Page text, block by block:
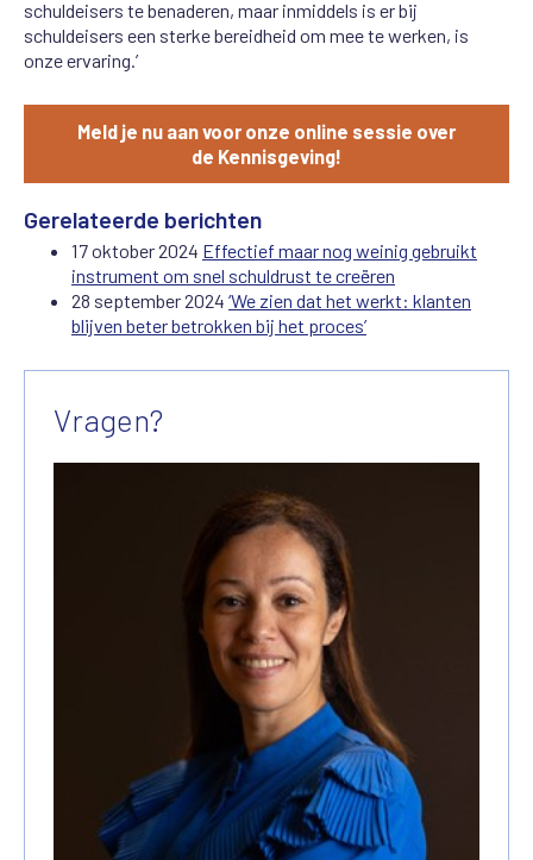
schuldeisers te benaderen, maar inmiddels is er bij
schuldeisers een sterke bereidheid om mee te werken, is
onze ervaring.’
Meld je nu aan voor onze online sessie over
de Kennisgeving!
Gerelateerde berichten
17 oktober 2024 Effectief maar nog weinig gebruikt
instrument om snel schuldrust te creëren
28 september 2024 ‘We zien dat het werkt: klanten
blijven beter betrokken bij het proces’
Vragen?